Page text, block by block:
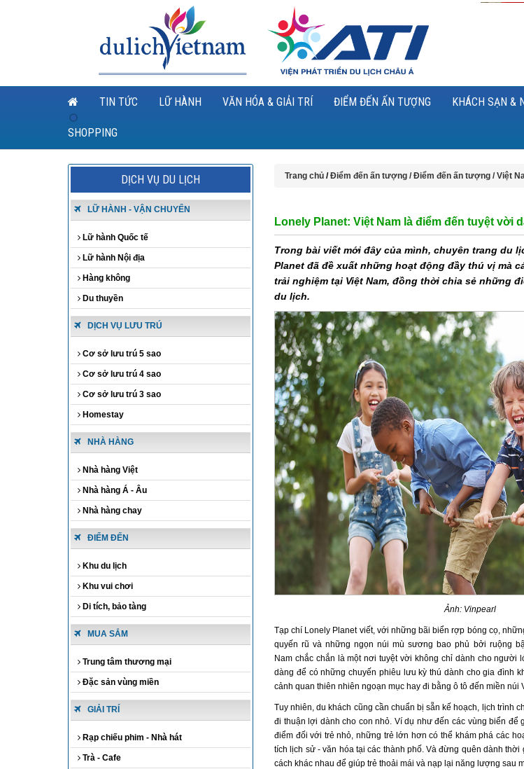
TIN TỨC LỮ HÀNH VĂN HÓA & GIẢI TRÍ ĐIỂM ĐẾN ẤN TƯỢNG KHÁCH SẠN &
SHOPPING
DỊCH VỤ DU LỊCH
LỮ HÀNH - VẬN CHUYỂN
Lữ hành Quốc tế
Lữ hành Nội địa
Hàng không
Du thuyền
DỊCH VỤ LƯU TRÚ
Cơ sở lưu trú 5 sao
Cơ sở lưu trú 4 sao
Cơ sở lưu trú 3 sao
Homestay
NHÀ HÀNG
Nhà hàng Việt
Nhà hàng Á - Âu
Nhà hàng chay
ĐIỂM ĐẾN
Khu du lịch
Khu vui chơi
Di tích, bảo tàng
MUA SẮM
Trung tâm thương mại
Đặc sản vùng miền
GIẢI TRÍ
Rạp chiếu phim - Nhà hát
Trà - Cafe
Trang chủ /Điểm đến ấn tượng /Điểm đến ấn tượng /Việt
Lonely Planet: Việt Nam là điểm đến tuyệt vời
Trong bài viết mới đây của mình, chuyên trang du
Planet đã đề xuất những hoạt động đầy thú vị mà
trải nghiệm tại Việt Nam, đồng thời chia sẻ những
du lịch.
Ảnh: Vinpearl
Tạp chí Lonely Planet viết, với những bãi biển rợp bóng cọ,
quyến rũ và những ngọn núi mù sương bao phủ bởi ruộng
Nam chắc chắn là một nơi tuyệt vời không chỉ dành cho người
dàng để có những chuyến phiêu lưu kỳ thú dành cho gia đình
cảnh quan thiên nhiên ngoạn mục hay đi bằng ô tô đến miền núi
Tuy nhiên, du khách cũng cần chuẩn bị sẵn kế hoạch, lịch trình
đi thuận lợi dành cho con nhỏ. Ví dụ như đến các vùng biển để
điểm đối với trẻ nhỏ, những trẻ lớn hơn có thể khám phá các
tích lịch sử - văn hóa tại các thành phố. Và đừng quên dành
cách khác nhau để giúp trẻ thoải mái và nạp lại năng lượng sau